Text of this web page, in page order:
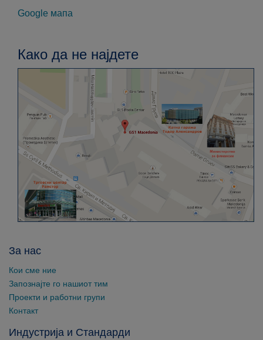
Google мапа
Како да не најдете
За нас
Кои сме ние
Запознајте го нашиот тим
Проекти и работни групи
Контакт
Индустрија и Стандарди